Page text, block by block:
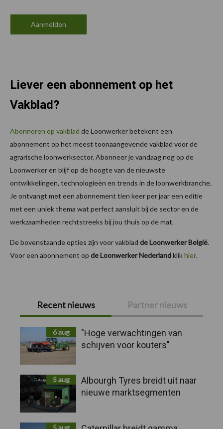
Liever een abonnement op het
Vakblad?
Abonneren op vakblad de Loonwerker betekent een
abonnement op het meest toonaangevende vakblad voor de
agrarische loonwerksector. Abonneer je vandaag nog op de
Loonwerker en blijf op de hoogte van de nieuwste
ontwikkelingen, technologieën en trends in de loonwerkbranche.
Je ontvangt met een abonnement tien keer per jaar een editie
met een uniek thema wat perfect aansluit bij de sector en de
werkzaamheden rechtstreeks bij jou thuis op de mat.
De bovenstaande opties zijn voor vakblad de Loonwerker België.
Voor een abonnement op de Loonwerker Nederlandklikhier.
Primaire
Sidebar
Recent nieuws Partner nieuws
6 aug
"Hoge verwachtingen van
schijven voor kouters"
5 aug
Albourgh Tyres breidt uit naar
nieuwe marktsegmenten
5 aug